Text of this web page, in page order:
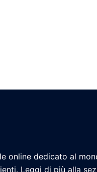
online dedicato al
Leggi di più alla